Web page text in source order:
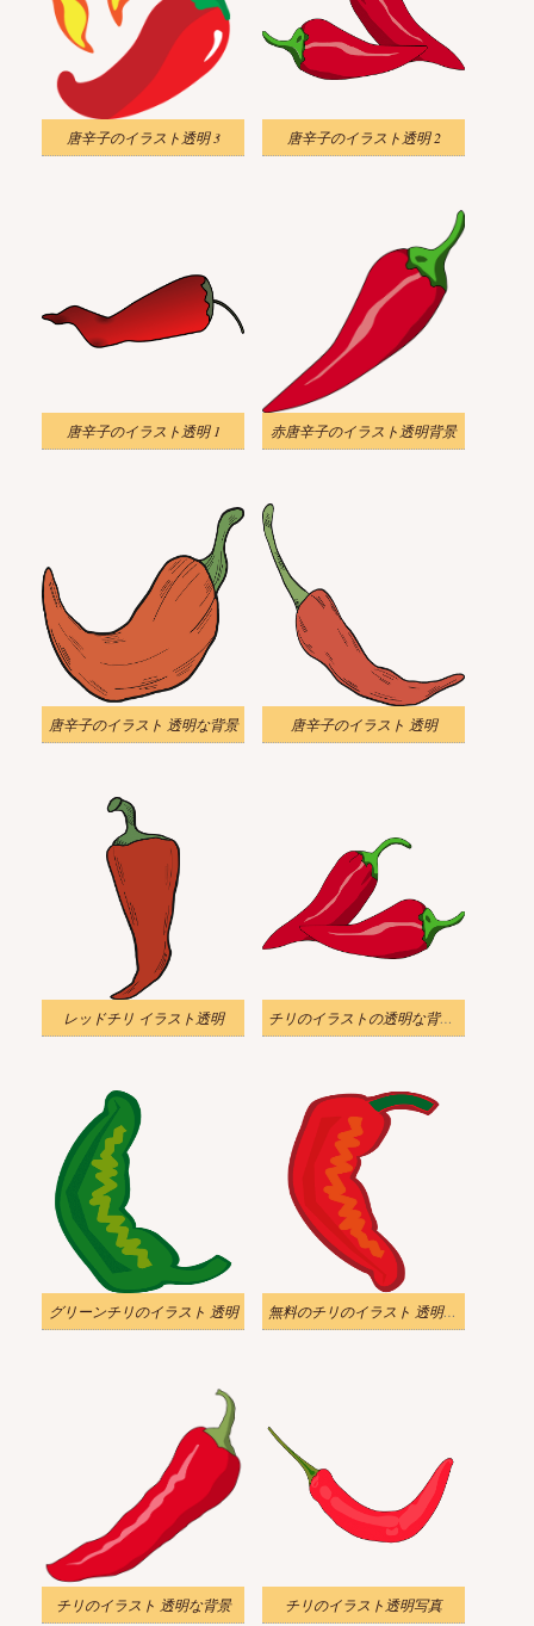
唐辛子のイラスト透明 3 唐辛子のイラスト透明 2
唐辛子のイラスト透明 1 赤唐辛子のイラスト透明背景
唐辛子のイラスト 透明な背景 唐辛子のイラスト 透明
レッドチリ イラスト透明 チリのイラストの透明な背景をダウンロード
グリーンチリのイラスト 透明 無料のチリのイラスト 透明な背景
チリのイラスト 透明な背景 チリのイラスト透明写真